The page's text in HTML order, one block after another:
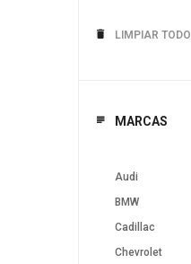
LIMPIAR TODO
MARCAS
Audi
BMW
Cadillac
Chevrolet